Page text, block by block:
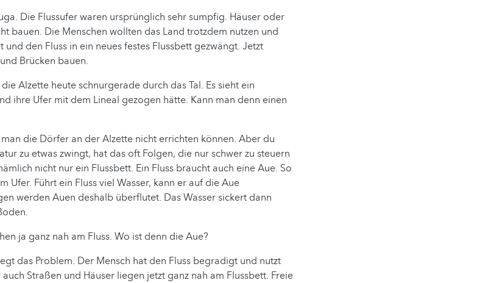
Die Flussufer waren ursprünglich sehr sumpfig. Häuser oder
bauen. Die Menschen wollten das Land trotzdem nutzen und
den Fluss in ein neues festes Flussbett gezwängt. Jetzt
Brücken bauen.
Alzette heute schnurgerade durch das Tal. Es sieht ein
ihre Ufer mit dem Lineal gezogen hätte. Kann man denn einen
die Dörfer an der Alzette nicht errichten können. Aber du
zu etwas zwingt, hat das oft Folgen, die nur schwer zu steuern
nicht nur ein Flussbett. Ein Fluss braucht auch eine Aue. So
Ufer. Führt ein Fluss viel Wasser, kann er auf die Aue
werden Auen deshalb überflutet. Das Wasser sickert dann
ja ganz nah am Fluss. Wo ist denn die Aue?
das Problem. Der Mensch hat den Fluss begradigt und nutzt
Straßen und Häuser liegen jetzt ganz nah am Flussbett. Freie